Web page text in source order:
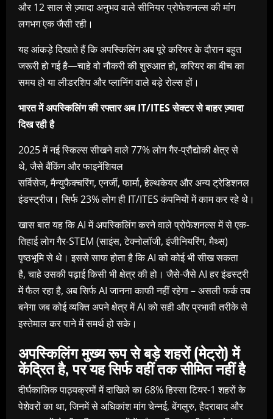
और 12 साल से ज्‍़यादा अनुभव वाले सीनियर प्रोफेशनल्स की मांग
लगभग एक जैसी रही।
यह आंकड़े दिखाते हैं कि अपस्किलिंग अब पूरे करियर के दौरान बहुत
जरूरी हो गई है—चाहे वो नौकरी की शुरुआत हो, करियर का बीच का
समय हो या लीडरशिप और प्लानिंग वाले बड़े रोल्स हों।
भारत में अपस्किलिंग की रफ्तार अबIT/ITESसेक्टर से बाहर ज्‍़यादा
दिख रही है
2025 में नई स्किल्स सीखने वाले 77% लोग गैर-प्रौद्योकी क्षेत्र से
थे, जैसे बैंकिंग और फाइनेंशियल
सर्विसेज, मैन्युफैक्चरिंग, एनर्जी, फार्मा, हेल्थकेयर और अन्य ट्रेडिशनल
इंडस्ट्रीज। सिर्फ 23% लोग ही IT/ITES कंपनियों में काम कर रहे थे।
खास बात यह कि AI में अपस्किलिंग करने वाले प्रोफेशनल्स में से एक-
तिहाई लोग गैर-STEM (साइंस, टेक्नोलॉजी, इंजीनियरिंग, मैथ्स)
पृष्‍ठभूमि से थे। इससे साफ होता है कि AI को कोई भी सीख सकता
है, चाहे उसकी पढ़ाई किसी भी क्षेत्र की हो। जैसे-जैसे AI हर इंडस्ट्री
में फैल रहा है, अब सिर्फ AI जानना काफी नहीं रहेगा – असली फर्क तब
बनेगा जब कोई व्यक्ति अपने क्षेत्र में AI को सही और प्रभावी तरीके से
इस्तेमाल कर पाने में समर्थ हो सके।
अपस्किलिंग मुख्य रूप से बड़े शहरों (मेट्रो) में
केंद्रित है,पर यह सिर्फ वहीं तक सीमित नहीं है
दीर्घकालिक पाठ्यक्रमों में दाखिले का 68% हिस्सा टियर-1 शहरों के
पेशेवरों का था, जिनमें से अधिकांश मांग चेन्नई, बेंगलुरु, हैदराबाद और